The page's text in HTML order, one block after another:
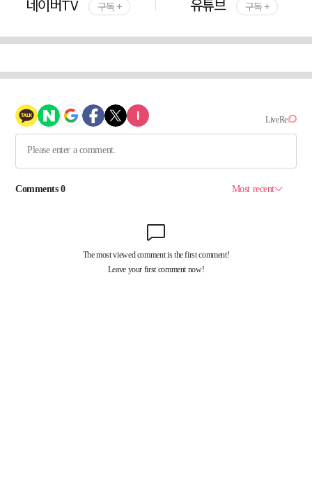
네이버TV 구독 + 유튜브 구독 +